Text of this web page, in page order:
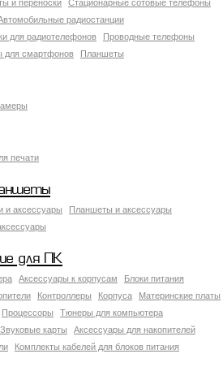
и переноски
Стационарные сотовые телефоны
радиостанции
для радиотелефонов
Проводные телефоны
для смартфонов Планшеты
печати
и аксессуары
Планшеты и аксессуары
для ПК
Аксессуары к корпусам
Блоки питания
Контроллеры Корпуса
Материнские платы
Процессоры
Тюнеры для компьютера
Звуковые карты
Аксессуары для накопителей
Комплекты кабелей для блоков питания